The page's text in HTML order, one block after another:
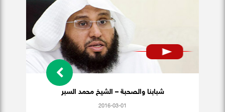
شبابنا والصحبة – الشيخ محمد السبر
2016-03-01